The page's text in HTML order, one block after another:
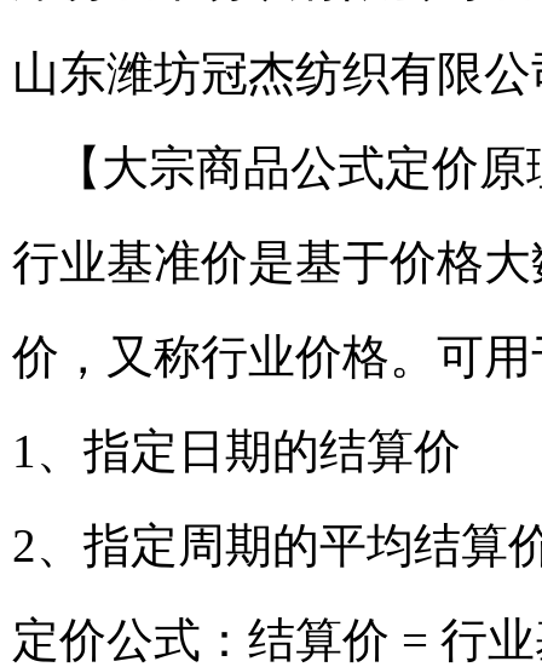
山东潍坊冠杰纺织有限公
【大宗商品公式定价
行业基准价是基于价格
价，又称行业价格。可
1、指定日期的结算价
2、指定周期的平均结算
定价公式：结算价 = 行